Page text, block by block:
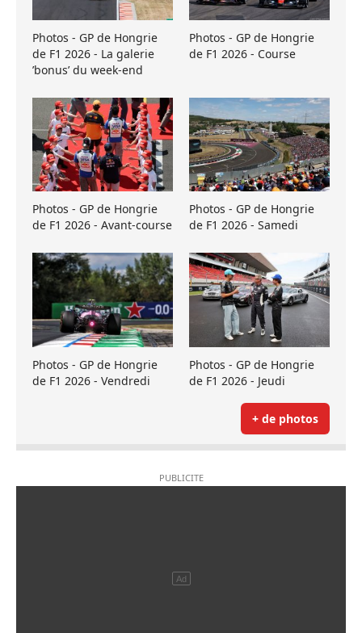
Photos - GP de Hongrie
de F1 2026 - La galerie
’bonus’ du week-end
Photos - GP de Hongrie
de F1 2026 - Course
Photos - GP de Hongrie
de F1 2026 - Avant-course
Photos - GP de Hongrie
de F1 2026 - Samedi
Photos - GP de Hongrie
de F1 2026 - Vendredi
Photos - GP de Hongrie
de F1 2026 - Jeudi
+ de photos